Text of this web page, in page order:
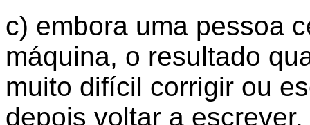
c) embora uma pessoa
máquina, o resultado
muito difícil corrigir ou
depois voltar a escrever.